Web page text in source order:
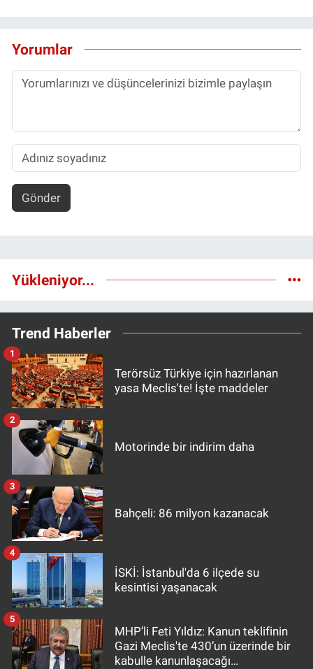
Yorumlar
Gönder
Yükleniyor...
Trend Haberler
Terörsüz Türkiye için hazırlanan
yasa Meclis'te! İşte maddeler
1
Motorinde bir indirim daha
2
Bahçeli: 86 milyon kazanacak
3
İSKİ: İstanbul'da 6 ilçede su
kesintisi yaşanacak
4
MHP’li Feti Yıldız: Kanun teklifinin
Gazi Meclis'te 430’un üzerinde bir
kabulle kanunlaşacağı
5